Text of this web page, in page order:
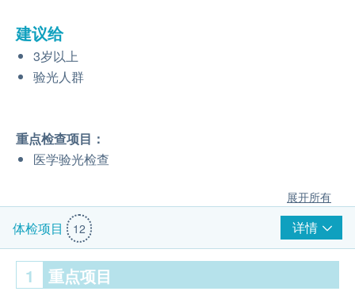
建议给
3岁以上
验光人群
重点检查项目：
医学验光检查
展开所有
体检项目 12 详情
1 重点项目